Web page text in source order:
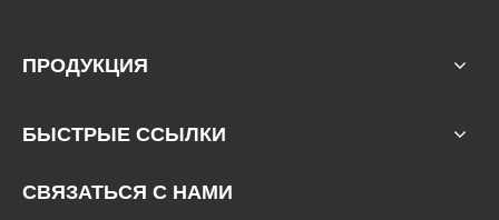
ПРОДУКЦИЯ
БЫСТРЫЕ ССЫЛКИ
СВЯЗАТЬСЯ С НАМИ